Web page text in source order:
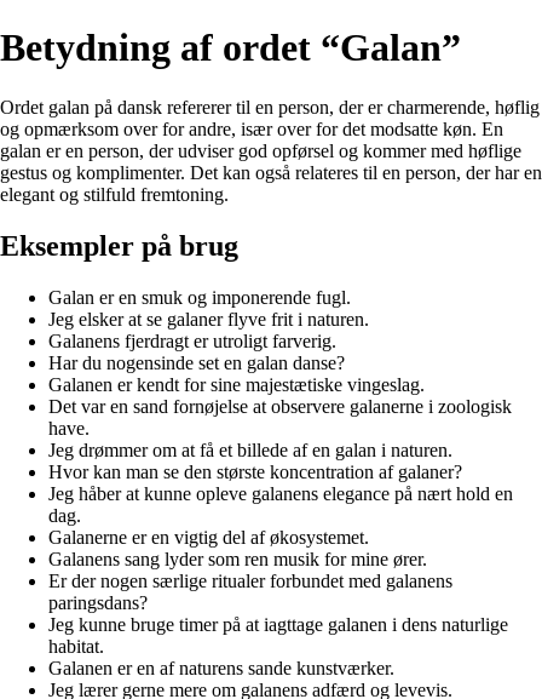
Betydning af ordet “Galan”
Ordet galan på dansk refererer til en person, der er charmerende, høflig
og opmærksom over for andre, især over for det modsatte køn. En
galan er en person, der udviser god opførsel og kommer med høflige
gestus og komplimenter. Det kan også relateres til en person, der har en
elegant og stilfuld fremtoning.
Eksempler på brug
Galan er en smuk og imponerende fugl.
Jeg elsker at se galaner flyve frit i naturen.
Galanens fjerdragt er utroligt farverig.
Har du nogensinde set en galan danse?
Galanen er kendt for sine majestætiske vingeslag.
Det var en sand fornøjelse at observere galanerne i zoologisk
have.
Jeg drømmer om at få et billede af en galan i naturen.
Hvor kan man se den største koncentration af galaner?
Jeg håber at kunne opleve galanens elegance på nært hold en
dag.
Galanerne er en vigtig del af økosystemet.
Galanens sang lyder som ren musik for mine ører.
Er der nogen særlige ritualer forbundet med galanens
paringsdans?
Jeg kunne bruge timer på at iagttage galanen i dens naturlige
habitat.
Galanen er en af naturens sande kunstværker.
Jeg lærer gerne mere om galanens adfærd og levevis.